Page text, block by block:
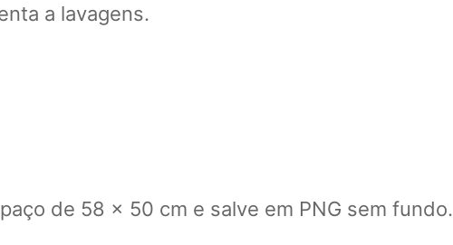
a lavagens.
de 58 x 50 cm e salve em PNG sem fundo.